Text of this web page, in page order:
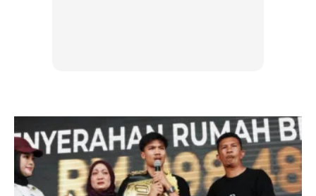
2. Ramai yang tertarik dengannya
Kajian American Journal of Physical Anthropology